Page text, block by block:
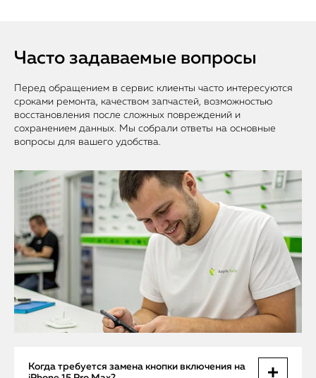
Часто задаваемые вопросы
Перед обращением в сервис клиенты часто интересуются
сроками ремонта, качеством запчастей, возможностью
восстановления после сложных повреждений и
сохранением данных. Мы собрали ответы на основные
вопросы для вашего удобства.
Когда требуется замена кнопки включения на